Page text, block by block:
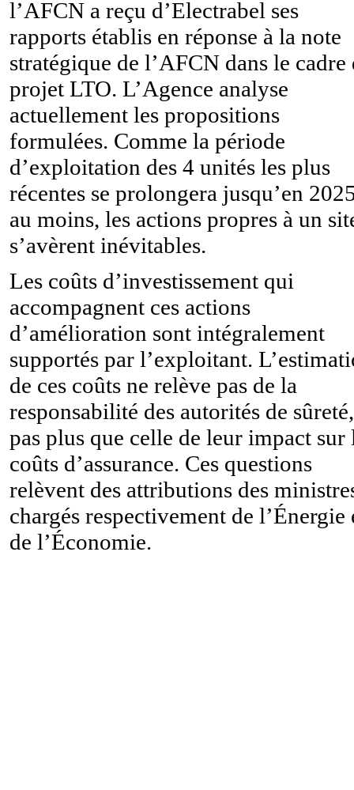
l’AFCN a reçu d’Electrabel ses
rapports établis en réponse à la note
stratégique de l’AFCN dans le cadre
projet LTO. L’Agence analyse
actuellement les propositions
formulées. Comme la période
d’exploitation des 4 unités les plus
récentes se prolongera jusqu’en
au moins, les actions propres à un
s’avèrent inévitables.
Les coûts d’investissement qui
accompagnent ces actions
d’amélioration sont intégralement
supportés par l’exploitant.
de ces coûts ne relève pas de la
responsabilité des autorités de sûreté,
pas plus que celle de leur impact sur
coûts d’assurance. Ces questions
relèvent des attributions des
chargés respectivement de l’Énergie
de l’Économie.